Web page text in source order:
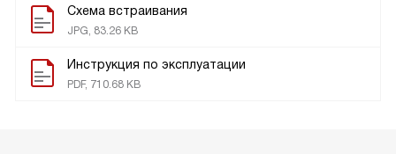
Схема встраивания
JPG, 83.26 KB
Инструкция по эксплуатации
PDF, 710.68 KB